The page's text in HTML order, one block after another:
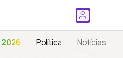
2026 Política Notícias